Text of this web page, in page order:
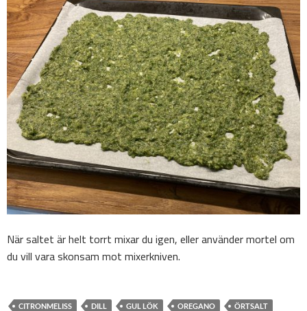
När saltet är helt torrt mixar du igen, eller använder mortel om
du vill vara skonsam mot mixerkniven.
CITRONMELISS DILL GUL LÖK OREGANO ÖRTSALT